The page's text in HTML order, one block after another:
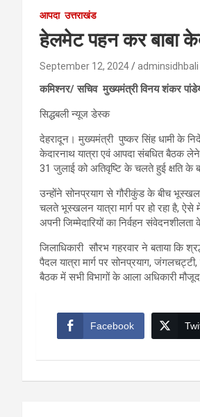
आपदा उत्तराखंड
हेलमेट पहन कर बाबा
September 12, 2024 adminsidhbali
कमिश्नर/ सचिव मुख्यमंत्री विनय शंकर
सिद्धबली न्यूज डेस्क
देहरादून। मुख्यमंत्री पुष्कर सिंह धामी के
केदारनाथ यात्रा एवं आपदा संबधित बैठक
31 जुलाई को अतिवृष्टि के चलते हुई क्षति के
उन्होंने सोनप्रयाग से गौरीकुंड के बीच
चलते भूस्खलन यात्रा मार्ग पर हो रहा है, ऐसे
अपनी जिम्मेदारियों का निर्वहन
जिलाधिकारी सौरभ गहरवार ने बताया कि
पैदल यात्रा मार्ग पर सोनप्रयाग,
बैठक में सभी विभागों के आला अधिकारी
Facebook